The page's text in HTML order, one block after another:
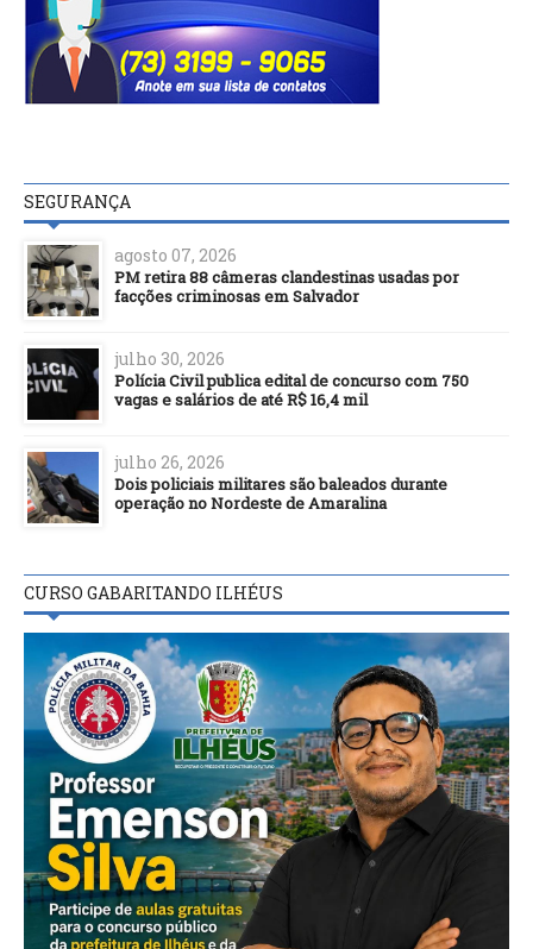
SEGURANÇA
agosto 07, 2026
PM retira 88 câmeras clandestinas usadas por
facções criminosas em Salvador
julho 30, 2026
Polícia Civil publica edital de concurso com 750
vagas e salários de até R$ 16,4 mil
julho 26, 2026
Dois policiais militares são baleados durante
operação no Nordeste de Amaralina
CURSO GABARITANDO ILHÉUS